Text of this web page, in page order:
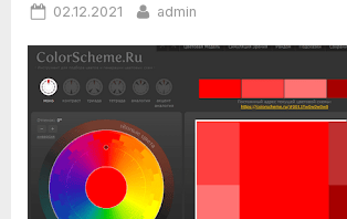
Posted
02.12.2021 By
admin